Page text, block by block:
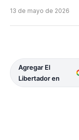
13 de mayo de 2026
Agregar El
Libertador en